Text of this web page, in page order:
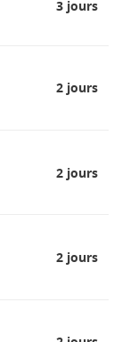
3 jours
2 jours
2 jours
2 jours